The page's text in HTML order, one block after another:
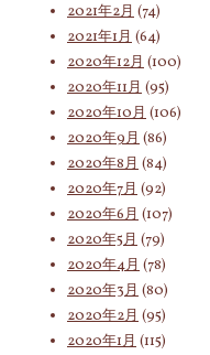
2021年2月 (74)
2021年1月 (64)
2020年12月 (100)
2020年11月 (95)
2020年10月 (106)
2020年9月 (86)
2020年8月 (84)
2020年7月 (92)
2020年6月 (107)
2020年5月 (79)
2020年4月 (78)
2020年3月 (80)
2020年2月 (95)
2020年1月 (115)